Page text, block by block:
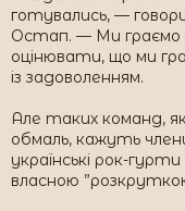
готувались, —
Остап. — Ми граємо
оцінювати, що ми
із задоволенням.
Але таких команд,
обмаль, кажуть
українські рок-
власною